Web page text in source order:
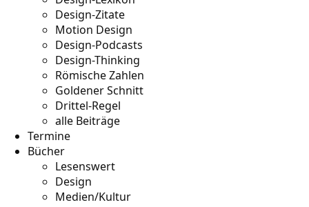
Design-Zitate
Motion Design
Design-Podcasts
Design-Thinking
Römische Zahlen
Goldener Schnitt
Drittel-Regel
alle Beiträge
Termine
Bücher
Lesenswert
Design
Medien/Kultur